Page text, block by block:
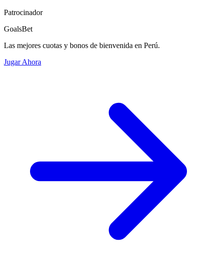
Patrocinador
GoalsBet
Las mejores cuotas y bonos de bienvenida en Perú.
Jugar Ahora